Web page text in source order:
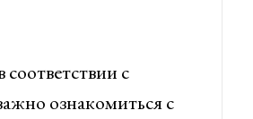
с
ознакомиться с